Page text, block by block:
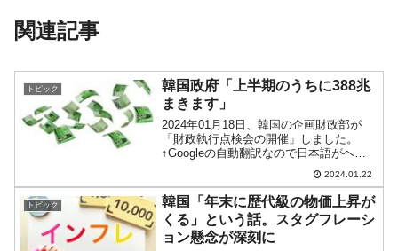
関連記事
トピック
韓国政府「上半期のうちに388兆
まきます」
2024年01月18日、韓国の企画財政部が
「財政執行点検会の開催」しました。
↑Googleの自動翻訳なので日本語がヘン
なところがありますがご寛恕ください／
スクリーンショット景気回復の暖かさを
広げるために全公共部門上半期の迅速執
行に総力財政部...
2024.01.22
トピック
韓国「年末に歴代級の物価上昇が
くる」という話。スタグフレーシ
ョン懸念が深刻に